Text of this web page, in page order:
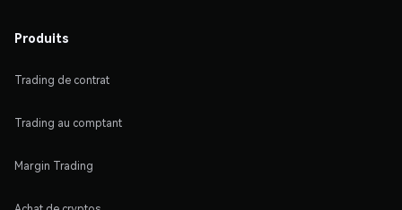
Produits
Trading de contrat
Trading au comptant
Margin Trading